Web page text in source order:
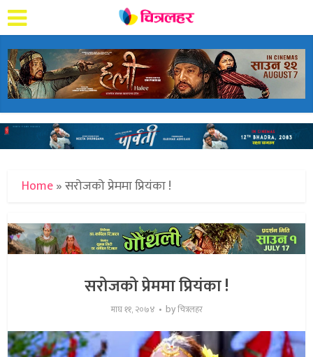
Home»सरोजको प्रेममा प्रियंका !
सरोजको प्रेममा प्रियंका !
माघ ११, २०७४ byचित्रलहर